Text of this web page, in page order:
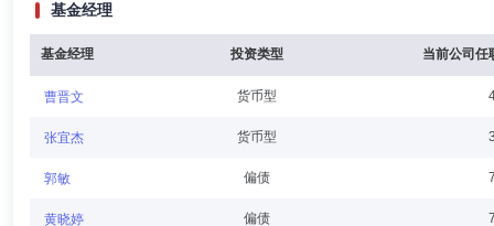
李俐女士：北京大学世界经济学硕士。1994年7月加入招商银行，曾任
理、风险管理部副总经理、财务会计部副总经理、财务会计部总经理，
赁有限公司董事、招银网络科技（深圳）有限公司董事。现任招商基金
欧志明 董事会秘书,首席信息官,副总经理
欧志明先生：华中科技大学经济学及法学双学士、投资经济硕士；
（香港）有限公司董事。
基金经理
基金经理 投资类型 当前公司任
曹晋文 货币型
张宜杰 货币型
郭敏 偏债
黄晓婷 偏债